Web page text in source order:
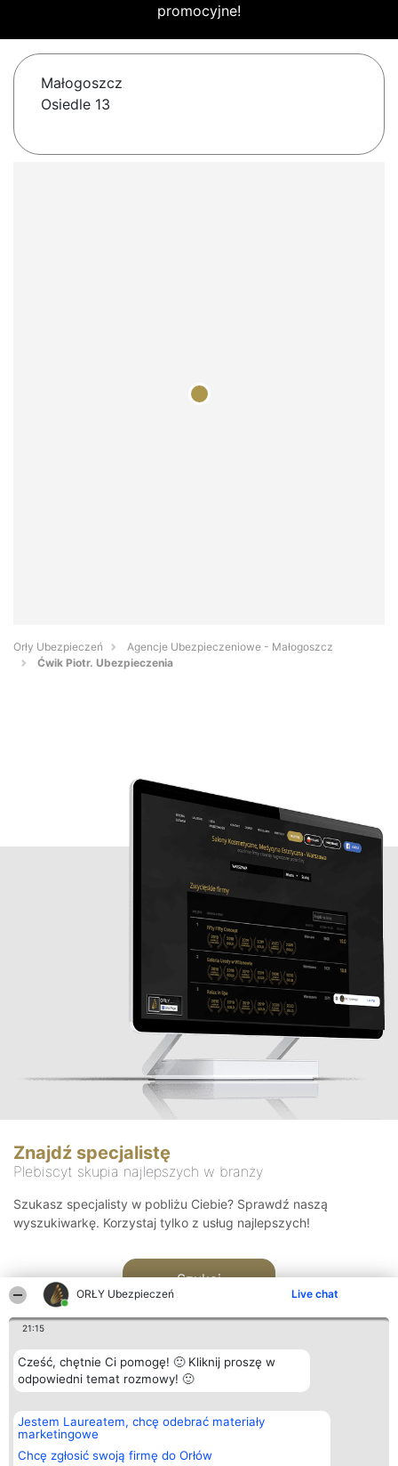
ORŁY Ubezpieczeń Live chat
21:15
Cześć, chętnie Ci pomogę! 🙂 Kliknij proszę w
odpowiedni temat rozmowy! 🙂
Jestem Laureatem, chcę odebrać materiały
marketingowe
Chcę zgłosić swoją firmę do Orłów
promocyjne!
Małogoszcz
Osiedle 13
Orły Ubezpieczeń
Agencje Ubezpieczeniowe - Małogoszcz
Ćwik Piotr. Ubezpieczenia
Znajdź specjalistę
Plebiscyt skupia najlepszych w branży
Szukasz specjalisty w pobliżu Ciebie? Sprawdź naszą
wyszukiwarkę. Korzystaj tylko z usług najlepszych!
Szukaj
Organizator plebiscytu
Bright Side Solutions sp. z o.
o. sp. k.
ul. Ruska 22
Wrocław 50-079
Plebiscyt
Laureaci
wszystkich
Laureatów
Kontakt
Kontakt